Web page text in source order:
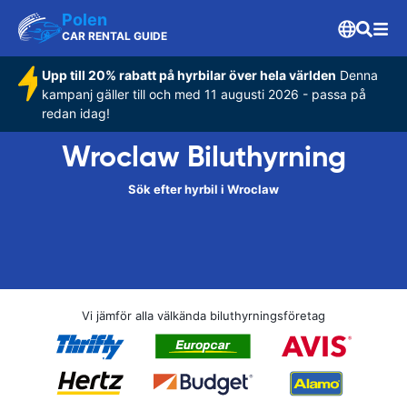
Polen
CAR RENTAL GUIDE
Upp till 20% rabatt på hyrbilar över hela världen Denna
kampanj gäller till och med 11 augusti 2026 - passa på
redan idag!
Wroclaw Biluthyrning
Sök efter hyrbil i Wroclaw
Vi jämför alla välkända biluthyrningsföretag